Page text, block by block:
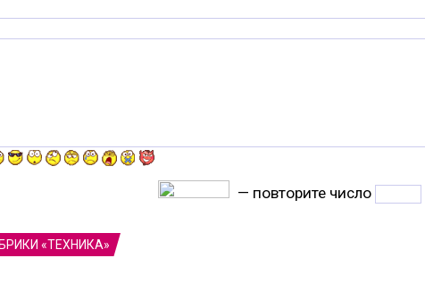
— повторите число
«ТЕХНИКА»